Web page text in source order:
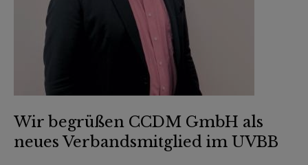
Wir begrüßen CCDM GmbH als
neues Verbandsmitglied im UVBB